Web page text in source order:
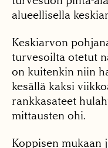
alueellisella
Keskiarvon
turvesoilta otetut
on kuitenkin niin
kesällä kaksi
rankkasateet
mittausten ohi.
Koppisen mukaan